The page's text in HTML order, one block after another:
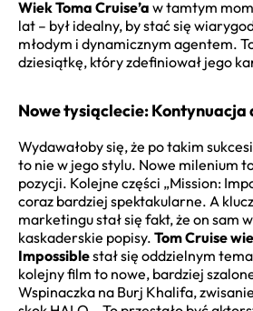
Wiek Toma Cruise’a w tamtym
lat – był idealny, by stać się
młodym i dynamicznym agentem.
dziesiątkę, który zdefiniował jego
Nowe tysiąclecie: Kontynuacja
Wydawałoby się, że po takim
to nie w jego stylu. Nowe milenium
pozycji. Kolejne części „Mission:
coraz bardziej spektakularne. A
marketingu stał się fakt, że on sam
kaskaderskie popisy. Tom Cruise
Impossiblestał się oddzielnym
kolejny film to nowe, bardziej
Wspinaczka na Burj Khalifa,